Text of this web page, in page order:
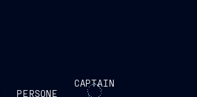
PERSONE
CAPTAIN